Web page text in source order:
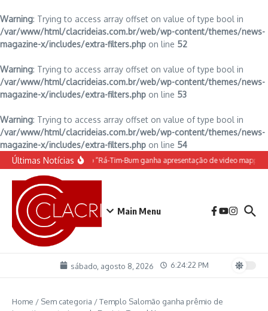
Warning: Trying to access array offset on value of type bool in
/var/www/html/clacrideias.com.br/web/wp-content/themes/news-
magazine-x/includes/extra-filters.php on line 52
Warning: Trying to access array offset on value of type bool in
/var/www/html/clacrideias.com.br/web/wp-content/themes/news-
magazine-x/includes/extra-filters.php on line 53
Warning: Trying to access array offset on value of type bool in
/var/www/html/clacrideias.com.br/web/wp-content/themes/news-
magazine-x/includes/extra-filters.php on line 54
Ir para o conteúdo
Últimas Notícias
O espetáculo do Castelo “Rá-Tim-Bum ganha apresentação de video mapping
Main Menu
sábado, agosto 8, 2026 6:24:23 PM
Home / Sem categoria /Templo Salomão ganha prêmio de